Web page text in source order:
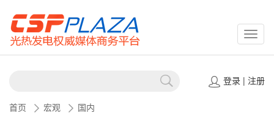
登录| 注册
首页 宏观 国内